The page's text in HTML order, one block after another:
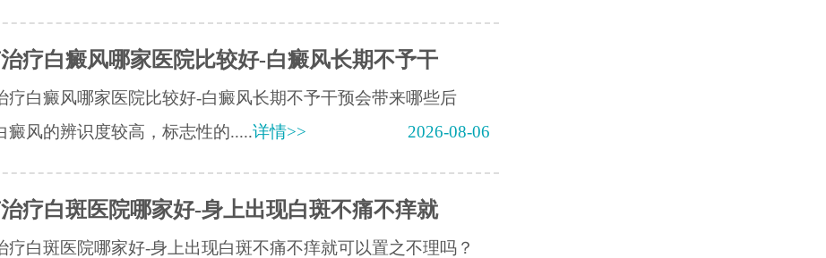
疗白癜风哪家医院比较好-白癜风长期不予干
疗白癜风哪家医院比较好-白癜风长期不予干预会带来哪些后
癜风的辨识度较高，标志性的.....详情>> 2026-08-06
疗白斑医院哪家好-身上出现白斑不痛不痒就
疗白斑医院哪家好-身上出现白斑不痛不痒就可以置之不理吗？